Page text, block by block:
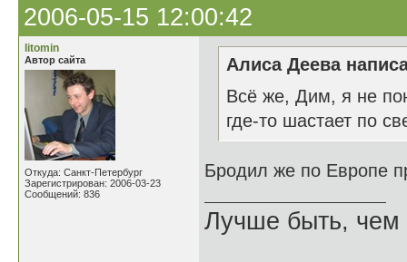
2006-05-15 12:00:42
litomin
Автор сайта
Откуда: Санкт-Петербург
Зарегистрирован: 2006-03-23
Сообщений: 836
Алиса Деева
Всё же, Дим, я не
где-то шастает по
Бродил же по Европе
Лучше быть, чем